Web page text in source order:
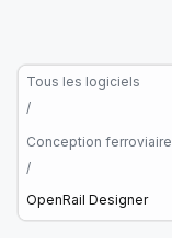
Tous les logiciels
/
Conception ferroviaire
/
OpenRail Designer